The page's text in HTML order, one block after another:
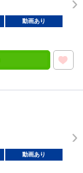
動画あり
動画あり